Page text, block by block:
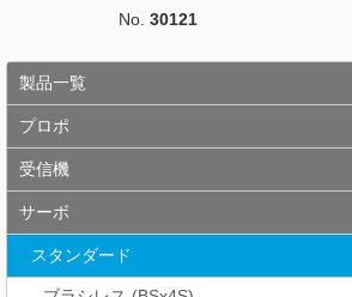
No. 30121
製品一覧
プロポ
受信機
サーボ
スタンダード